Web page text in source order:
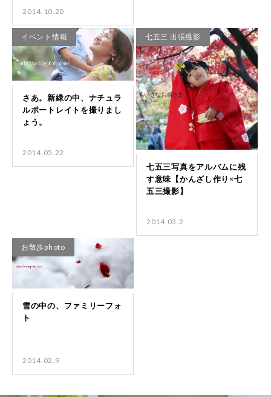
2014.10.20
イベント情報
2014.05.22
七五三 出張撮影
2014.03.2
お散歩photo
2014.02.9